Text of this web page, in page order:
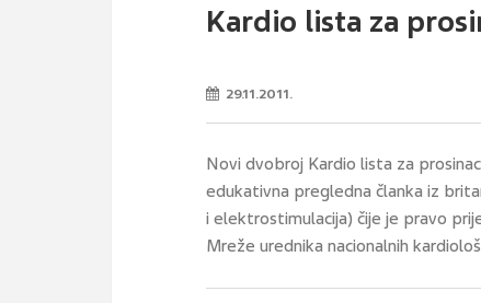
Kardio lista za
29.11.2011.
Novi dvobroj Kardio lista za
edukativna pregledna članka iz
i elektrostimulacija) čije je pravo
Mreže urednika nacionalnih